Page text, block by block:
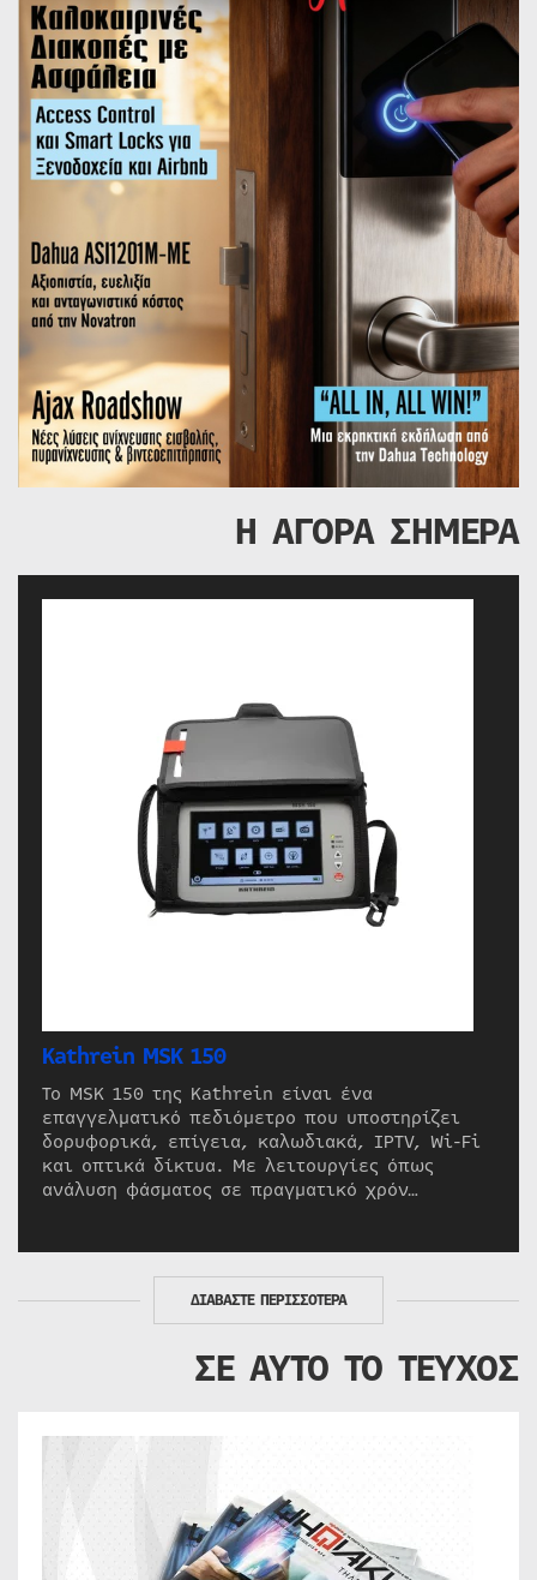
Η ΑΓΟΡΑ ΣΗΜΕΡΑ
Kathrein MSK 150
Το MSK 150 της Kathrein είναι ένα
επαγγελματικό πεδιόμετρο που υποστηρίζει
δορυφορικά, επίγεια, καλωδιακά, IPTV, Wi-Fi
και οπτικά δίκτυα. Με λειτουργίες όπως
ανάλυση φάσματος σε πραγματικό χρόν…
ΔΙΑΒΑΣΤΕ ΠΕΡΙΣΣΟΤΕΡΑ
ΣΕ ΑΥΤΟ ΤΟ ΤΕΥΧΟΣ